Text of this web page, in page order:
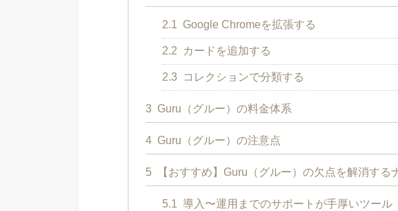
2.1 Google Chromeを拡張する
2.2 カードを追加する
2.3 コレクションで分類する
3 Guru（グルー）の料金体系
4 Guru（グルー）の注意点
5 【おすすめ】Guru（グルー）の欠点を解消する
5.1 導入〜運用までのサポートが手厚いツール